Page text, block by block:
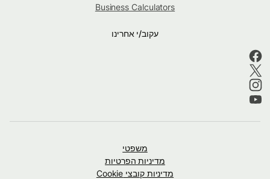
Business Calculators
עקוב/י אחרינו
משפטי
מדיניות הפרטיות
מדיניות קובצי Cookie